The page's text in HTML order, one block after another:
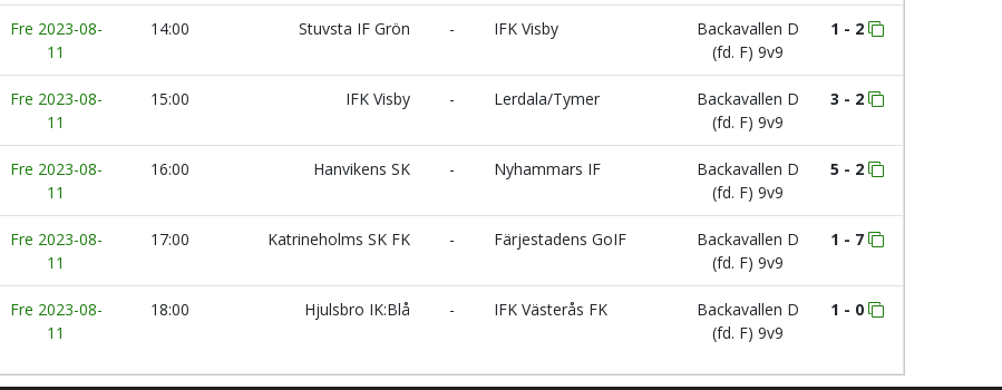
Fre 2023-08-
11
14:00 Stuvsta IF Grön - IFK Visby
Backavallen D
(fd. F) 9v9
1 - 2
Fre 2023-08-
11
15:00 IFK Visby - Lerdala/Tymer
Backavallen D
(fd. F) 9v9
3 - 2
Fre 2023-08-
11
16:00 Hanvikens SK - Nyhammars IF
Backavallen D
(fd. F) 9v9
5 - 2
Fre 2023-08-
11
17:00 Katrineholms SK FK - Färjestadens GoIF
Backavallen D
(fd. F) 9v9
1 - 7
Fre 2023-08-
11
18:00 Hjulsbro IK:Blå - IFK Västerås FK
Backavallen D
(fd. F) 9v9
1 - 0